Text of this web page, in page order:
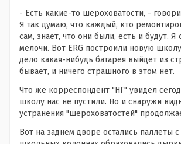
- Есть какие-то шероховатости, -
Я так думаю, что каждый, кто
сам, знает, что они были, есть и будут. Я
мелочи. Вот ERG построили новую
дело какая-нибудь батарея выйдет из
бывает, и ничего страшного в этом нет.
Что же корреспондент "НГ" увидел
школу нас не пустили. Но и снаружи
устранения "шероховатостей"
Вот на заднем дворе остались паллеты